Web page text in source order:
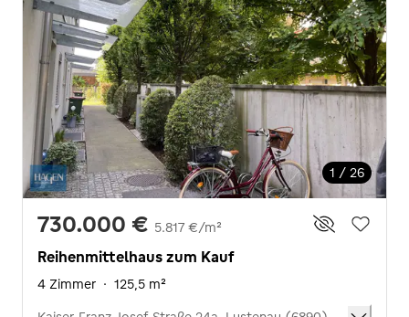
1 / 26
730.000 € 5.817 €/m²
Reihenmittelhaus zum Kauf
4 Zimmer · 125,5 m²